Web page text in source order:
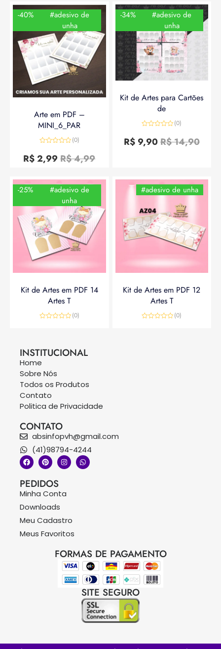
-40%
#adesivo de
unha
Arte em PDF –
MINI_6_PAR
0
de
(0)
R$4,99
R$2,99
-34%
#adesivo de
unha
Kit de Artes para Cartões
de
0
de
(0)
R$14,90
R$9,90
-25%
#adesivo de
unha
Kit de Artes em PDF 14
Artes T
(0)
#adesivo de unha
Kit de Artes em PDF 12
Artes T
(0)
INSTITUCIONAL
Home
Sobre Nós
Todos os Produtos
Contato
Politica de Privacidade
CONTATO
absinfopvh@gmail.com
(41)98794-4244
PEDIDOS
Minha Conta
Downloads
Meu Cadastro
Meus Favoritos
FORMAS DE PAGAMENTO
SITE SEGURO